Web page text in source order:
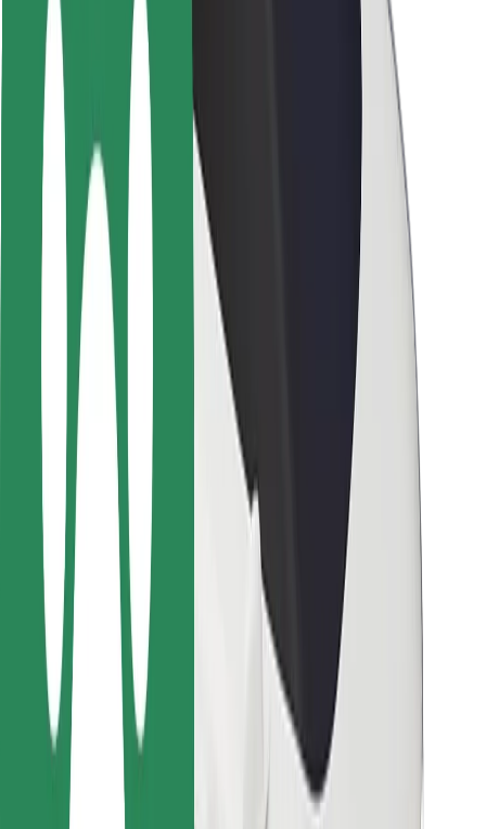
Pasažieru drošība
Autovadītāju drošība
Skrejriteņu drošība
Drošības laboratorija
Pilsētas
Pilsētas
Risinājumi pilsētām
Lidostas
Bolt uzlādes statīvi
Palīdzība
Pasažieriem
Autovadītājiem
Kurjeriem
Bolt Food
Autoparku īpašniekiem
Restorāniem
Bolt for Business
Cits
Piegādātāji
Noteikumi un nosacījumi